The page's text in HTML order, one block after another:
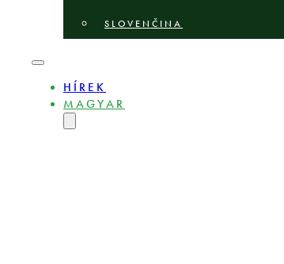
SLOVENČINA
HÍREK
MAGYAR